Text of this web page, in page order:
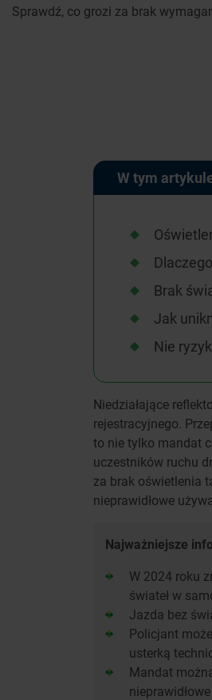
Sprawdź, co grozi za brak
W tym
Brak
Jak
Nie
Niedziałające
rejestracyjnego.
to nie tylko mandat
uczestników ruchu
za brak oświetlenia
nieprawidłowe
Najważniejsze
W 2024 roku
świateł w
Jazda bez
Policjant
usterką
Mandat